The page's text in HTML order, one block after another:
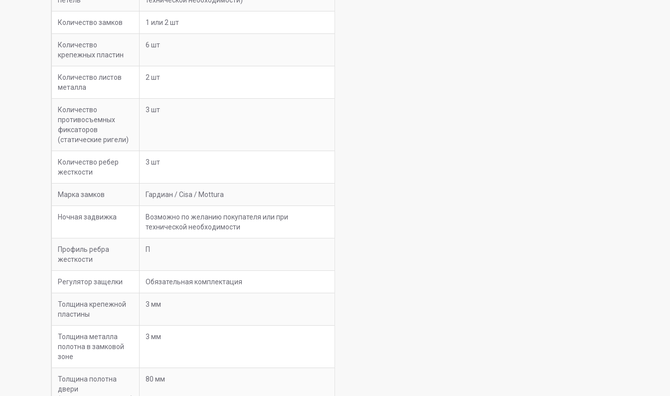
Количество замков 1 или 2 шт
Количество
крепежных пластин
6 шт
Количество листов
металла
2 шт
Количество
противосъемных
фиксаторов
(статические ригели)
3 шт
Количество ребер
жесткости
3 шт
Марка замков Гардиан / Cisa / Mottura
Ночная задвижка
Возможно по желанию покупателя или при
технической необходимости
Профиль ребра
жесткости
П
Регулятор защелки Обязательная комплектация
Толщина крепежной
пластины
3 мм
Толщина металла
полотна в замковой
зоне
3 мм
Толщина полотна
двери
80 мм